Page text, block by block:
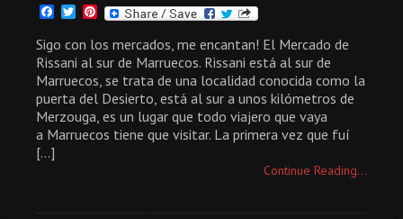
Facebook
TwitterPinterest
Sigo con los mercados, me encantan! El Mercado de
Rissani al sur de Marruecos. Rissani está al sur de
Marruecos, se trata de una localidad conocida como la
puerta del Desierto, está al sur a unos kilómetros de
Merzouga, es un lugar que todo viajero que vaya
a Marruecos tiene que visitar. La primera vez que fuí
[…]
Continue Reading...